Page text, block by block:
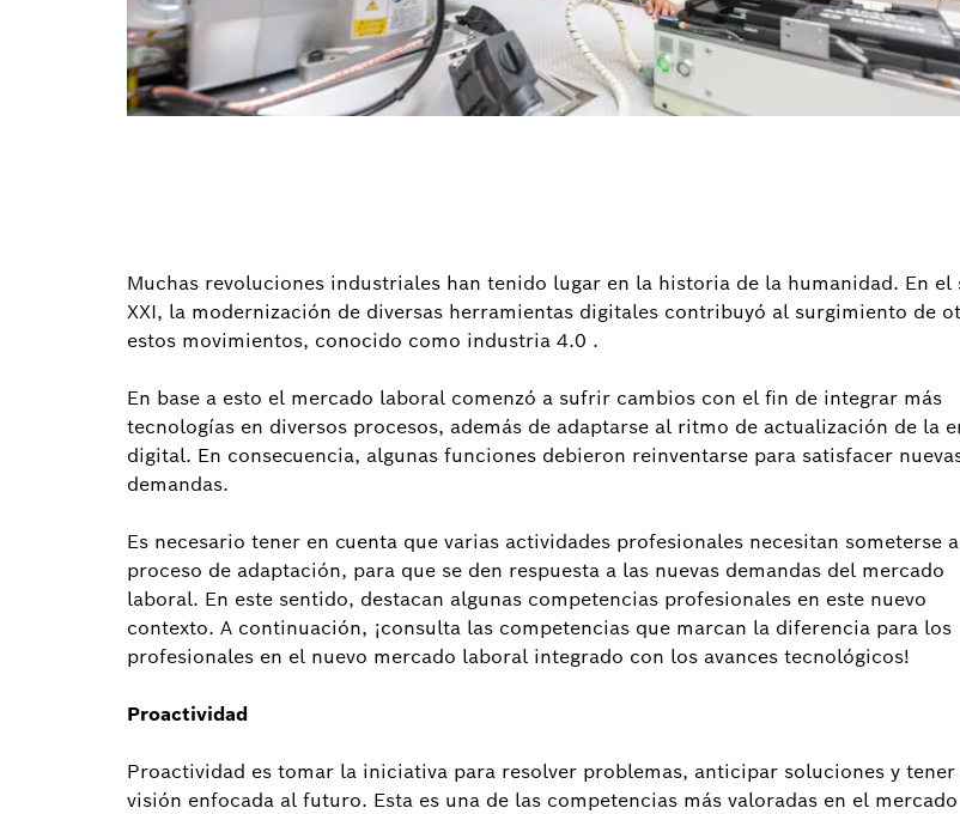
Muchas revoluciones industriales han tenido lugar en la historia de la humanidad. En el
XXI, la modernización de diversas herramientas digitales contribuyó al surgimiento de
estos movimientos, conocido como industria 4.0 .
En base a esto el mercado laboral comenzó a sufrir cambios con el fin de integrar más
tecnologías en diversos procesos, además de adaptarse al ritmo de actualización de la
digital. En consecuencia, algunas funciones debieron reinventarse para satisfacer
demandas.
Es necesario tener en cuenta que varias actividades profesionales necesitan someterse
proceso de adaptación, para que se den respuesta a las nuevas demandas del mercado
laboral. En este sentido, destacan algunas competencias profesionales en este nuevo
contexto. A continuación, ¡consulta las competencias que marcan la diferencia para los
profesionales en el nuevo mercado laboral integrado con los avances tecnológicos!
Proactividad
Proactividad es tomar la iniciativa para resolver problemas, anticipar soluciones y tener
visión enfocada al futuro. Esta es una de las competencias más valoradas en el mercado